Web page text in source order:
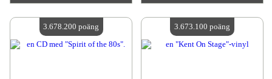
Antal tillgängliga:4
Antal tillgängliga:4
3.678.200 poäng 3.673.100 poäng